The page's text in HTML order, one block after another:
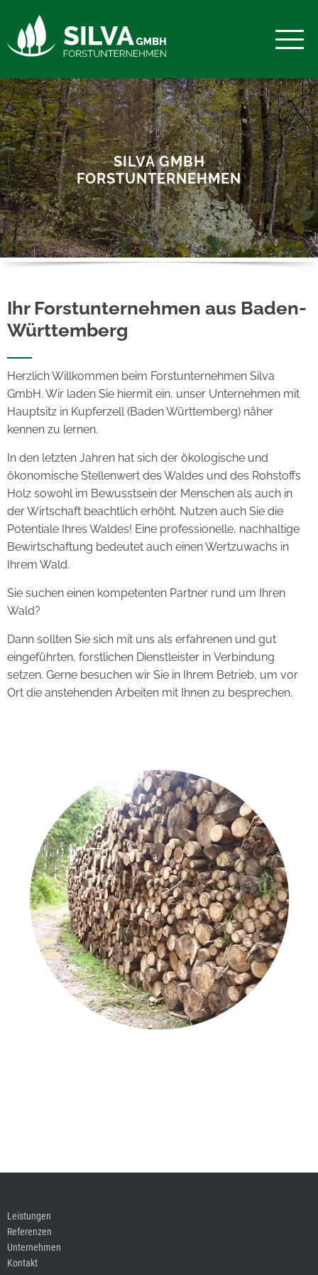
SILVA GMBH
FORSTUNTERNEHMEN
Ihr Forstunternehmen aus Baden-
Württemberg
Herzlich Willkommen beim Forstunternehmen Silva
GmbH. Wir laden Sie hiermit ein, unser Unternehmen mit
Hauptsitz in Kupferzell (Baden Württemberg) näher
kennen zu lernen.
In den letzten Jahren hat sich der ökologische und
ökonomische Stellenwert des Waldes und des Rohstoffs
Holz sowohl im Bewusstsein der Menschen als auch in
der Wirtschaft beachtlich erhöht. Nutzen auch Sie die
Potentiale Ihres Waldes! Eine professionelle, nachhaltige
Bewirtschaftung bedeutet auch einen Wertzuwachs in
Ihrem Wald.
Sie suchen einen kompetenten Partner rund um Ihren
Wald?
Dann sollten Sie sich mit uns als erfahrenen und gut
eingeführten, forstlichen Dienstleister in Verbindung
setzen. Gerne besuchen wir Sie in Ihrem Betrieb, um vor
Ort die anstehenden Arbeiten mit Ihnen zu besprechen.
Leistungen
Referenzen
Unternehmen
Kontakt